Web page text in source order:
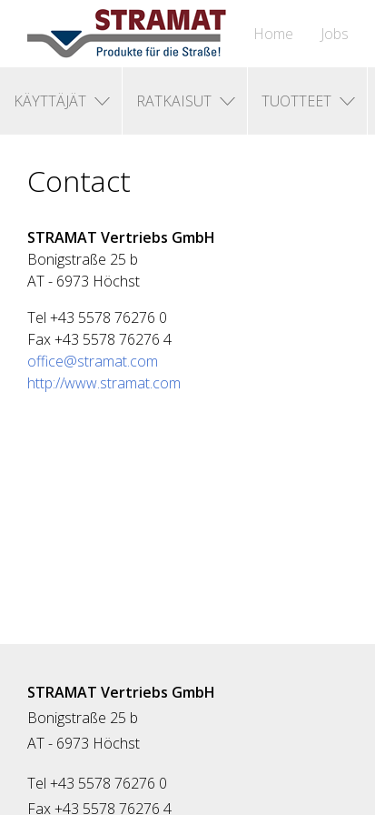
Home Jobs
KÄYTTÄJÄT RATKAISUT TUOTTEET
Contact
STRAMAT Vertriebs GmbH
Bonigstraße 25 b
AT - 6973 Höchst
Tel +43 5578 76276 0
Fax +43 5578 76276 4
office@stramat.com
http://www.stramat.com
STRAMAT Vertriebs GmbH
Bonigstraße 25 b
AT - 6973 Höchst
Tel +43 5578 76276 0
Fax +43 5578 76276 4